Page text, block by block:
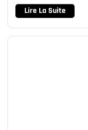
Lire La Suite